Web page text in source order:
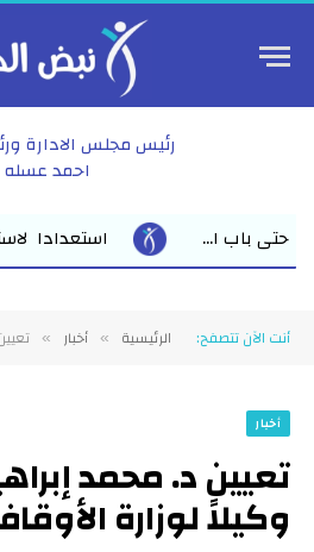
رئيس مجلس الادارة
احمد عسله
العام الدراسي الجديد وكيل
أنت الآن تتصفح: الرئيسية » أخبار » تعيين
أخبار
تعيين د. محمد
وكيلاً لوزارة